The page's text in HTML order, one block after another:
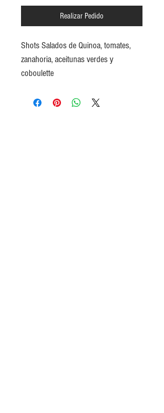
Realizar Pedido
Shots Salados de Quinoa, tomates,
zanahoria, aceitunas verdes y
coboulette